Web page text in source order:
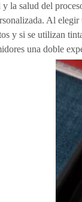
la salud del
Al
y si se utilizan
una doble